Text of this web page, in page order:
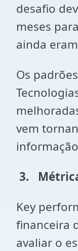
desafio
meses
ainda
Os
vem
3.
Key
financeira
avaliar o